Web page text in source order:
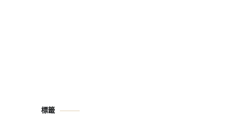
標籤